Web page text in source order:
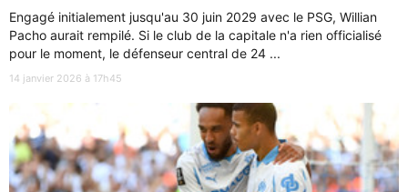
Engagé initialement jusqu'au 30 juin 2029 avec le PSG, Willian
Pacho aurait rempilé. Si le club de la capitale n'a rien officialisé
pour le moment, le défenseur central de 24 ...
14 janvier 2026 à 17h45